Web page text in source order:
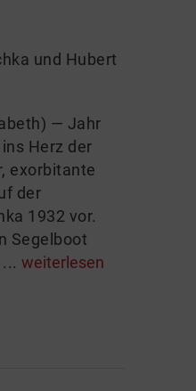
und Hubert
— Jahr
Herz der
exorbitante
der
1932 vor.
Segelboot
weiterlesen